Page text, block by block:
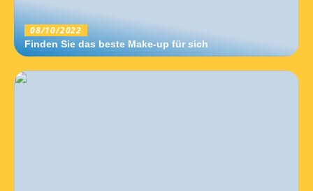
08/10/2022
Finden Sie das beste Make-up für sich